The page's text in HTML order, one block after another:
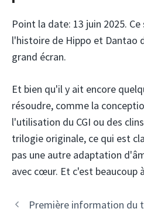
Point la date: 13 juin 2025.
l'histoire de Hippo et Dantao
grand écran.
Et bien qu'il y ait encore
résoudre, comme la
l'utilisation du CGI ou des
trilogie originale, ce qui est
pas une autre adaptation
avec cœur. Et c'est beaucoup
Première information du